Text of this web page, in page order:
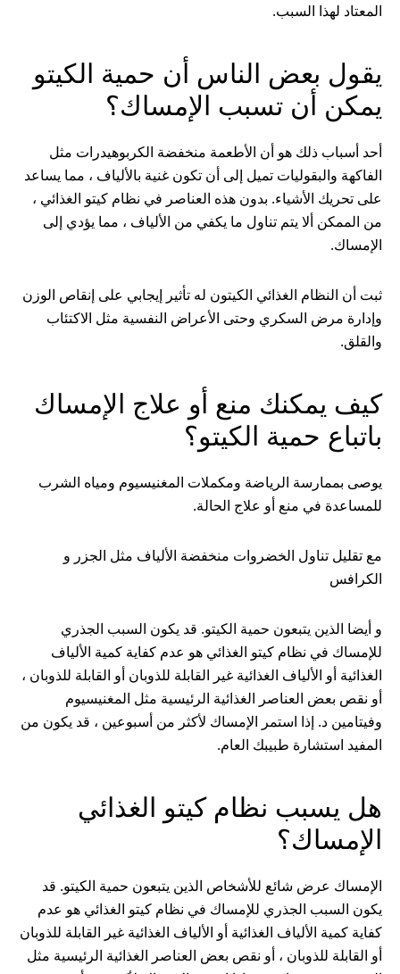
المعتاد لهذا السبب.
يقول بعض الناس أن حمية الكيتو
يمكن أن تسبب الإمساك؟
أحد أسباب ذلك هو أن الأطعمة منخفضة الكربوهيدرات مثل
الفاكهة والبقوليات تميل إلى أن تكون غنية بالألياف ، مما يساعد
على تحريك الأشياء. بدون هذه العناصر في نظام كيتو الغذائي ،
من الممكن ألا يتم تناول ما يكفي من الألياف ، مما يؤدي إلى
الإمساك.
ثبت أن النظام الغذائي الكيتون له تأثير إيجابي على إنقاص الوزن
وإدارة مرض السكري وحتى الأعراض النفسية مثل الاكتئاب
والقلق.
كيف يمكنك منع أو علاج الإمساك
باتباع حمية الكيتو؟
يوصى بممارسة الرياضة ومكملات المغنيسيوم ومياه الشرب
للمساعدة في منع أو علاج الحالة.
مع تقليل تناول الخضروات منخفضة الألياف مثل الجزر و
الكرافس
و أيضا الذين يتبعون حمية الكيتو. قد يكون السبب الجذري
للإمساك في نظام كيتو الغذائي هو عدم كفاية كمية الألياف
الغذائية أو الألياف الغذائية غير القابلة للذوبان أو القابلة للذوبان ،
أو نقص بعض العناصر الغذائية الرئيسية مثل المغنيسيوم
وفيتامين د. إذا استمر الإمساك لأكثر من أسبوعين ، قد يكون من
المفيد استشارة طبيبك العام.
هل يسبب نظام كيتو الغذائي
الإمساك؟
الإمساك عرض شائع للأشخاص الذين يتبعون حمية الكيتو. قد
يكون السبب الجذري للإمساك في نظام كيتو الغذائي هو عدم
كفاية كمية الألياف الغذائية أو الألياف الغذائية غير القابلة للذوبان
أو القابلة للذوبان ، أو نقص بعض العناصر الغذائية الرئيسية مثل